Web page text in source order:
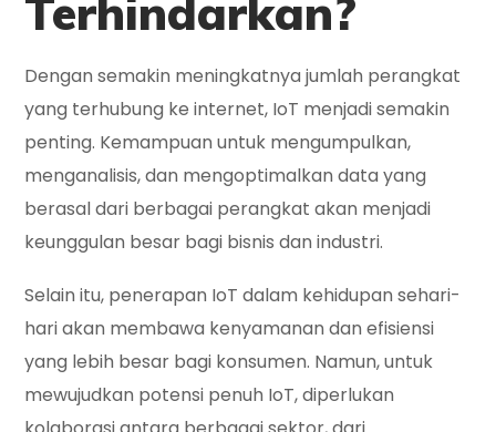
Terhindarkan?
Dengan semakin meningkatnya jumlah perangkat
yang terhubung ke internet, IoT menjadi semakin
penting. Kemampuan untuk mengumpulkan,
menganalisis, dan mengoptimalkan data yang
berasal dari berbagai perangkat akan menjadi
keunggulan besar bagi bisnis dan industri.
Selain itu, penerapan IoT dalam kehidupan sehari-
hari akan membawa kenyamanan dan efisiensi
yang lebih besar bagi konsumen. Namun, untuk
mewujudkan potensi penuh IoT, diperlukan